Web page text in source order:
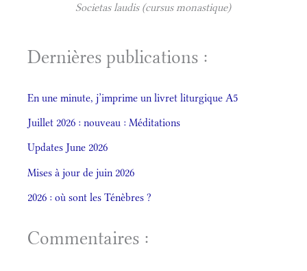
Societas laudis (cursus monastique)
Dernières publications :
En une minute, j’imprime un livret liturgique A5
Juillet 2026 : nouveau : Méditations
Updates June 2026
Mises à jour de juin 2026
2026 : où sont les Ténèbres ?
Commentaires :